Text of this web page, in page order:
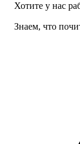
Хотите у нас
Знаем, что